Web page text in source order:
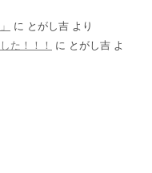
に とがし吉 より
た！！！
に とがし吉 よ